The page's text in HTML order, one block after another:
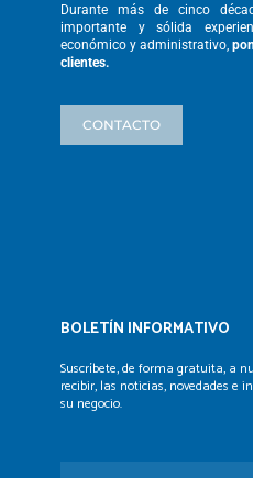
Durante más de cinco
importante y sólida
económico y administrativo,
clientes.
CONTACTO
BOLETÍN INFORMATIVO
Suscríbete, de forma gratuita, a
recibir, las noticias, novedades e
su negocio.